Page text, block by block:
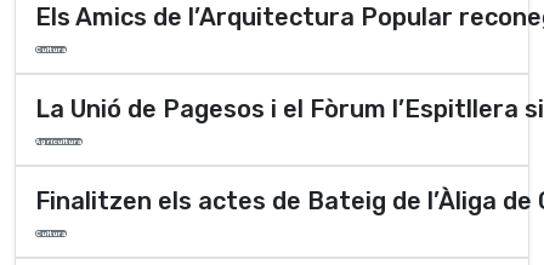
Els Amics de l’Arquitectura Popular
Cultura
La Unió de Pagesos i el Fòrum
Agricultura
Finalitzen els actes de Bateig de l’Àliga de
Cultura